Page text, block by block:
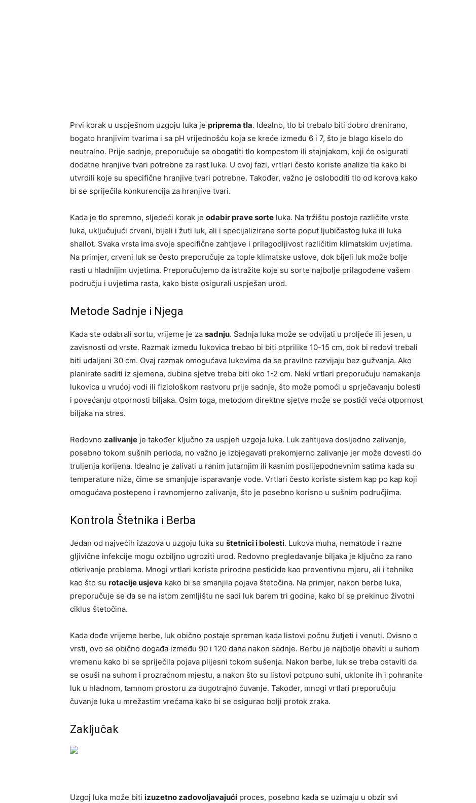
Prvi korak u uspješnom uzgoju luka je priprema tla. Idealno, tlo bi trebalo biti dobro drenirano,
bogato hranjivim tvarima i sa pH vrijednošću koja se kreće između 6 i 7, što je blago kiselo do
neutralno. Prije sadnje, preporučuje se obogatiti tlo kompostom ili stajnjakom, koji će osigurati
dodatne hranjive tvari potrebne za rast luka. U ovoj fazi, vrtlari često koriste analize tla kako bi
utvrdili koje su specifične hranjive tvari potrebne. Također, važno je osloboditi tlo od korova kako
bi se spriječila konkurencija za hranjive tvari.
Kada je tlo spremno, sljedeći korak je odabir prave sorte luka. Na tržištu postoje različite vrste
luka, uključujući crveni, bijeli i žuti luk, ali i specijalizirane sorte poput ljubičastog luka ili luka
shallot. Svaka vrsta ima svoje specifične zahtjeve i prilagodljivost različitim klimatskim uvjetima.
Na primjer, crveni luk se često preporučuje za tople klimatske uslove, dok bijeli luk može bolje
rasti u hladnijim uvjetima. Preporučujemo da istražite koje su sorte najbolje prilagođene vašem
području i uvjetima rasta, kako biste osigurali uspješan urod.
Metode Sadnje i Njega
Kada ste odabrali sortu, vrijeme je za sadnju. Sadnja luka može se odvijati u proljeće ili jesen, u
zavisnosti od vrste. Razmak između lukovica trebao bi biti otprilike 10-15 cm, dok bi redovi trebali
biti udaljeni 30 cm. Ovaj razmak omogućava lukovima da se pravilno razvijaju bez gužvanja. Ako
planirate saditi iz sjemena, dubina sjetve treba biti oko 1-2 cm. Neki vrtlari preporučuju namakanje
lukovica u vrućoj vodi ili fiziološkom rastvoru prije sadnje, što može pomoći u sprječavanju bolesti
i povećanju otpornosti biljaka. Osim toga, metodom direktne sjetve može se postići veća otpornost
biljaka na stres.
Redovno zalivanje je također ključno za uspjeh uzgoja luka. Luk zahtijeva dosljedno zalivanje,
posebno tokom sušnih perioda, no važno je izbjegavati prekomjerno zalivanje jer može dovesti do
truljenja korijena. Idealno je zalivati u ranim jutarnjim ili kasnim poslijepodnevnim satima kada su
temperature niže, čime se smanjuje isparavanje vode. Vrtlari često koriste sistem kap po kap koji
omogućava postepeno i ravnomjerno zalivanje, što je posebno korisno u sušnim područjima.
Kontrola Štetnika i Berba
Jedan od najvećih izazova u uzgoju luka su štetnici i bolesti. Lukova muha, nematode i razne
gljivične infekcije mogu ozbiljno ugroziti urod. Redovno pregledavanje biljaka je ključno za rano
otkrivanje problema. Mnogi vrtlari koriste prirodne pesticide kao preventivnu mjeru, ali i tehnike
kao što su rotacije usjeva kako bi se smanjila pojava štetočina. Na primjer, nakon berbe luka,
preporučuje se da se na istom zemljištu ne sadi luk barem tri godine, kako bi se prekinuo životni
ciklus štetočina.
Kada dođe vrijeme berbe, luk obično postaje spreman kada listovi počnu žutjeti i venuti. Ovisno o
vrsti, ovo se obično događa između 90 i 120 dana nakon sadnje. Berbu je najbolje obaviti u suhom
vremenu kako bi se spriječila pojava plijesni tokom sušenja. Nakon berbe, luk se treba ostaviti da
se osuši na suhom i prozračnom mjestu, a nakon što su listovi potpuno suhi, uklonite ih i pohranite
luk u hladnom, tamnom prostoru za dugotrajno čuvanje. Također, mnogi vrtlari preporučuju
čuvanje luka u mrežastim vrećama kako bi se osigurao bolji protok zraka.
Zaključak
Uzgoj luka može biti izuzetno zadovoljavajući proces, posebno kada se uzimaju u obzir svi